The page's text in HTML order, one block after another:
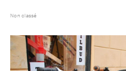
Non classé